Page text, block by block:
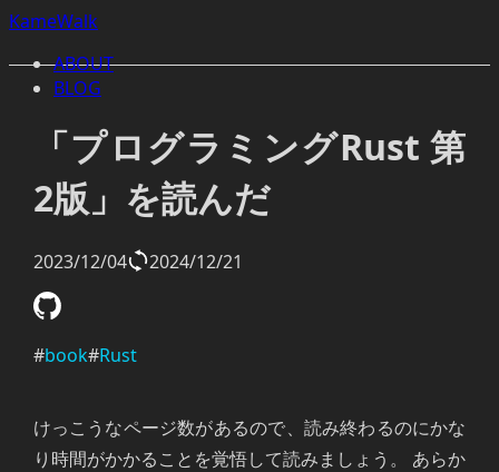
KameWalk
ABOUT
BLOG
「プログラミングRust 第
2版」を読んだ
2023/12/04 2024/12/21
#book#Rust
けっこうなページ数があるので、読み終わるのにかな
り時間がかかることを覚悟して読みましょう。 あらか